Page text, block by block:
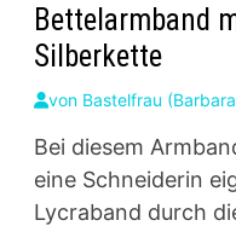
Bettelarmband
Silberkette
von Bastelfrau
Bei diesem
eine Schneiderin
Lycraband durch